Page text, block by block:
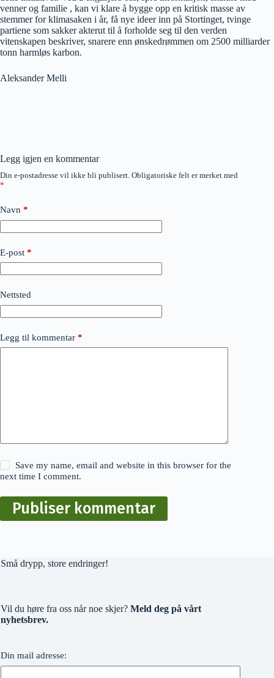
venner og familie , kan vi klare å bygge opp en kritisk masse av
stemmer for klimasaken i år, få nye ideer inn på Stortinget, tvinge
partiene som sakker akterut til å forholde seg til den verden
vitenskapen beskriver, snarere enn ønskedrømmen om 2500 milliarder
tonn harmløs karbon.
Aleksander Melli
Legg igjen en kommentar
Din e-postadresse vil ikke bli publisert. Obligatoriske felt er merket med
*
Navn *
E-post *
Nettsted
Legg til kommentar *
Save my name, email and website in this browser for the
next time I comment.
Publiser kommentar
Små drypp, store endringer!
Vil du høre fra oss når noe skjer? Meld deg på vårt
nyhetsbrev.
Din mail adresse: